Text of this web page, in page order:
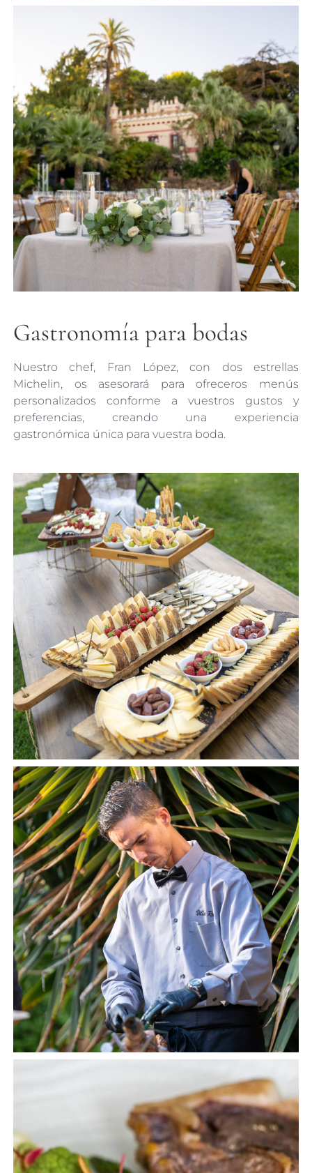
Gastronomía para bodas
Nuestro chef, Fran López, con dos estrellas
Michelin, os asesorará para ofreceros menús
personalizados conforme a vuestros gustos y
preferencias, creando una experiencia
gastronómica única para vuestra boda.